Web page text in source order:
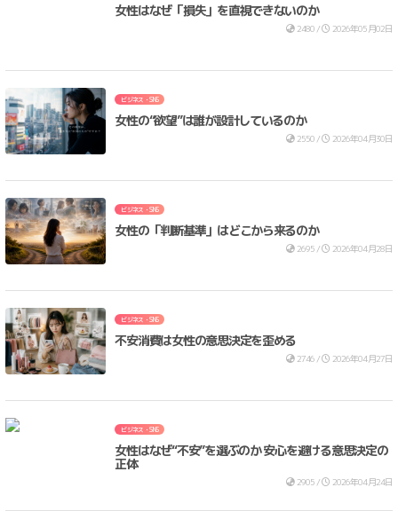
女性はなぜ「損失」を直視できないのか
2480 / 2026年05月02日
ビジネス・SNS
女性の“欲望”は誰が設計しているのか
2550 / 2026年04月30日
ビジネス・SNS
女性の「判断基準」はどこから来るのか
2695 / 2026年04月28日
ビジネス・SNS
不安消費は女性の意思決定を歪める
2746 / 2026年04月27日
ビジネス・SNS
女性はなぜ“不安”を選ぶのか 安心を避ける意思決定の
正体
2905 / 2026年04月24日